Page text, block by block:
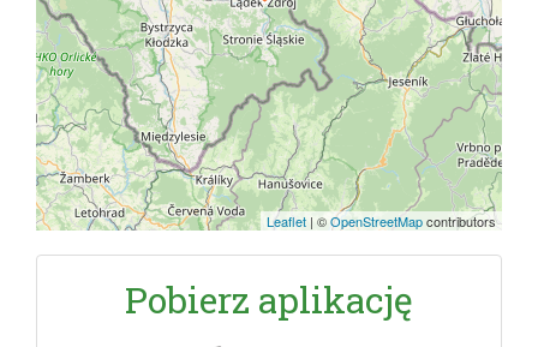
Leaflet | ©OpenStreetMapcontributors
Pobierz aplikację